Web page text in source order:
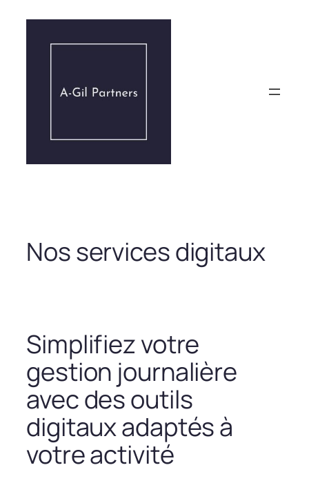
contenu
Nos services digitaux
Simplifiez votre
gestion journalière
avec des outils
digitaux adaptés à
votre activité